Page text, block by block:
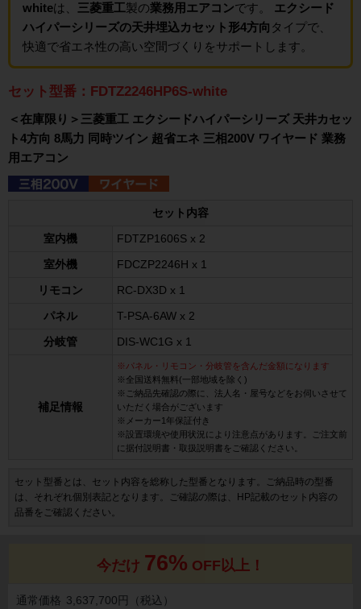
whiteは、 三菱重工製の業務用エアコンです。 エクシード
ハイパーシリーズの天井埋込カセット形4方向 タイプで、
快適で省エネ性の高い空間づくりをサポートします。
セット型番：FDTZ2246HP6S-white
＜在庫限り＞三菱重工 エクシードハイパーシリーズ 天井カセッ
ト4方向 8馬力 同時ツイン 超省エネ 三相200V ワイヤード 業務
用エアコン
セット内容
室内機 FDTZP1606S x 2
室外機 FDCZP2246H x 1
リモコン RC-DX3D x 1
パネル T-PSA-6AW x 2
分岐管 DIS-WC1G x 1
補足情報
※パネル・リモコン・分岐管を含んだ金額になります
※全国送料無料(一部地域を除く)
※ご納品先確認の際に、法人名・屋号などをお伺いさせて
いただく場合がございます
※メーカー1年保証付き
※設置環境や使用状況により注意点があります。ご注文前
に据付説明書・取扱説明書をご確認ください。
セット型番とは、セット内容を総称した型番となります。ご納品時の型番
は、それぞれ個別表記となります。ご確認の際は、HP記載のセット内容の
品番をご確認ください。
今だけ 76% OFF以上！
通常価格 3,637,700円（税込）